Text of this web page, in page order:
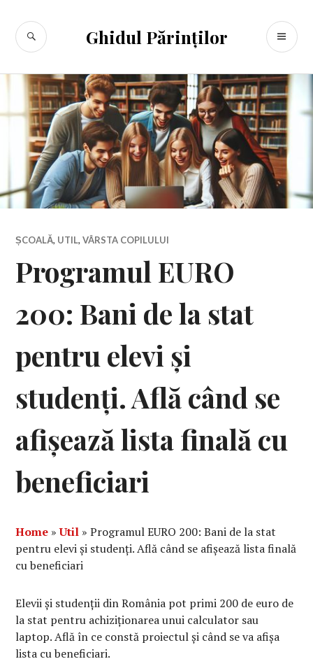
conținut
Ghidul Părinților
CĂUTARE
ȘCOALĂ, UTIL,VÂRSTA COPILULUI
Programul EURO
200: Bani de la stat
pentru elevi și
studenți. Află când se
afișează lista finală cu
beneficiari
Home »Util »Programul EURO 200: Bani de la stat
pentru elevi și studenți. Află când se afișează lista finală
cu beneficiari
Elevii și studenții din România pot primi 200 de euro de
la stat pentru achiziționarea unui calculator sau
laptop. Află în ce constă proiectul și când se va afișa
lista cu beneficiari.